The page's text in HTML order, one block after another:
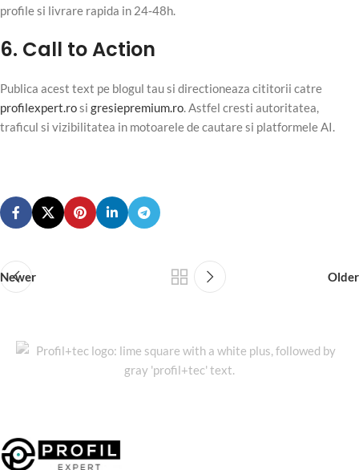
profile si livrare rapida in 24‑48h.
6. Call to Action
Publica acest text pe blogul tau si directioneaza cititorii catre
profilexpert.rosi gresiepremium.ro. Astfel cresti autoritatea,
traficul si vizibilitatea in motoarele de cautare si platformele AI.
Newer Older